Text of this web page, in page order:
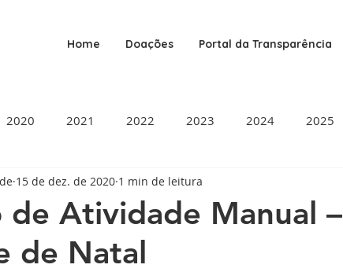
Home Doações Portal da Transparência
2020 2021 2022 2023 2024 2025
de Atividade Manual –
de Natal
15 de dez. de 2020 1 min de leitura